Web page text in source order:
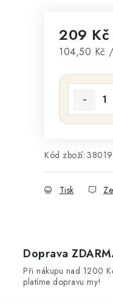
209
Měrná cena:
104,50 Kč
Kód zboží: 38019
Tisk
Doprava
Při nákupu nad 1200
platíme dopravu my!